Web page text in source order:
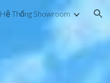
Hệ Thống Showroom